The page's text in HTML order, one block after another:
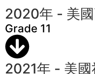
2020年 - 美
Grade 11
2021年 - 美國